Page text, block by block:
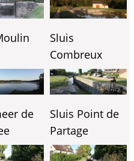
Sluis
Combreux
de
Sluis Point de
Partage